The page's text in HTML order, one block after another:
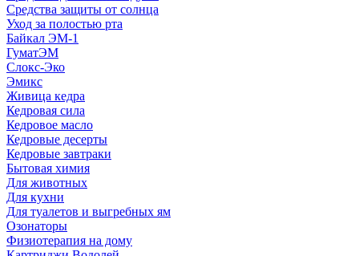
Средства защиты от солнца
Уход за полостью рта
Байкал ЭМ-1
ГуматЭМ
Слокс-Эко
Эмикс
Живица кедра
Кедровая сила
Кедровое масло
Кедровые десерты
Кедровые завтраки
Бытовая химия
Для животных
Для кухни
Для туалетов и выгребных ям
Озонаторы
Физиотерапия на дому